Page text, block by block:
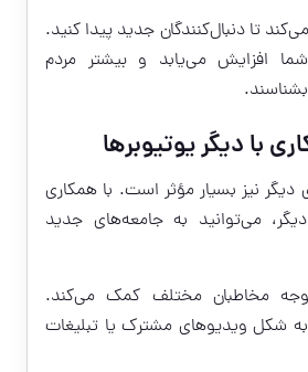
تا دنبال‌کنندگان جدید پیدا کنید.
افزایش می‌یابد و بیشتر مردم
با دیگر یوتیوبرها
دیگر نیز بسیار مؤثر است. با همکاری
می‌توانید به جامعه‌های جدید
مخاطبان مختلف کمک می‌کند.
شکل ویدیوهای مشترک یا تبلیغات